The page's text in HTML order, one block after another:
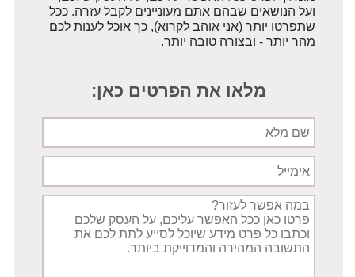
ועל הנושאים שבהם אתם מעוניינים לקבל עזרה. ככל
שתפרטו יותר (אני אוהב לקרוא), כך אוכל לענות לכם
מהר יותר - ובצורה טובה יותר.
מלאו את הפרטים כאן:
מלא
תיאור
הפניה